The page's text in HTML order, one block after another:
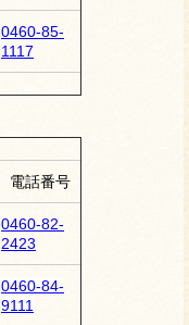
0460-85-
1117
電話番号
0460-82-
2423
0460-84-
9111